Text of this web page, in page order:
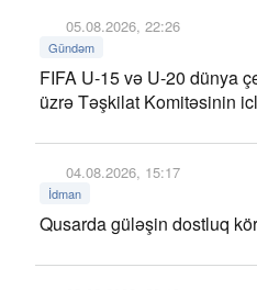
05.08.2026, 22:26
Gündəm
FIFA U-15 və U-20 dünya
üzrə Təşkilat Komitəsinin
04.08.2026, 15:17
İdman
Qusarda güləşin dostluq